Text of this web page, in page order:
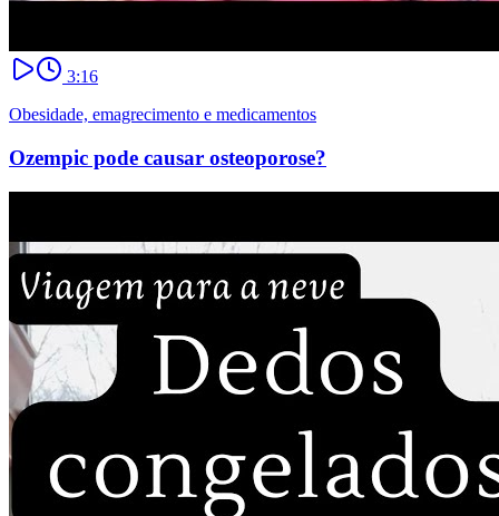
3:16
Obesidade, emagrecimento e medicamentos
Ozempic pode causar osteoporose?